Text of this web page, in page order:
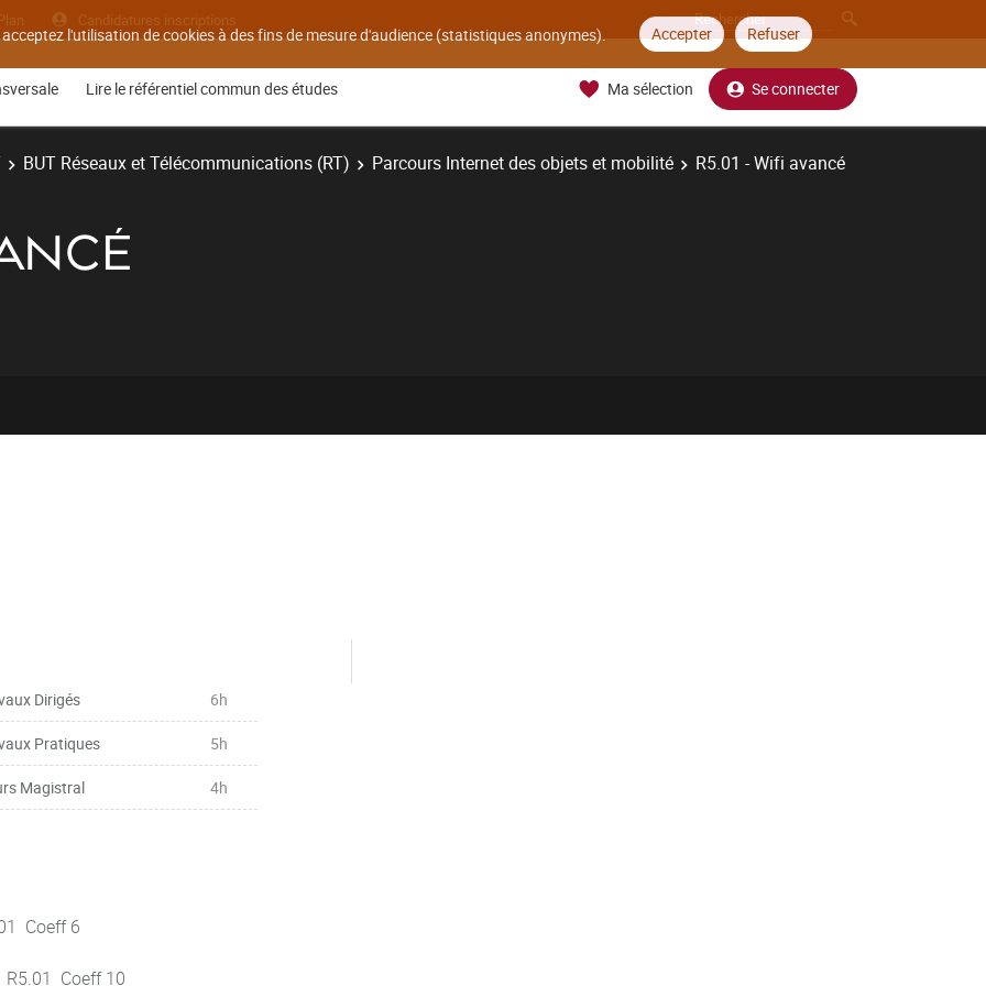
l'utilisation de cookies à des fins de mesure d'audience (statistiques anonymes). Accepter Refuser
Candidatures inscriptions
Lire le référentiel commun des études Ma sélection Se connecter
BUT Réseaux et Télécommunications (RT) Parcours Internet des objets et mobilité R5.01 - Wifi avancé
Dirigés 6h
Pratiques 5h
Magistral 4h
Coeff 6
Coeff 10